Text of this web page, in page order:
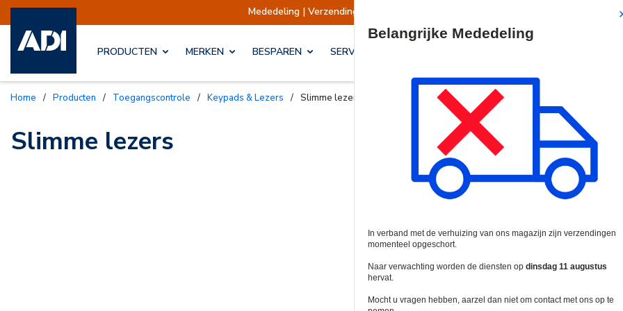
Mededeling | Verzendingen opgeschort Verzendingen
PRODUCTEN MERKEN BESPAREN SERVICES & OPLOSSINGEN
Home / Producten / Toegangscontrole / Keypads & Lezers / Slimme lezers
Slimme lezers